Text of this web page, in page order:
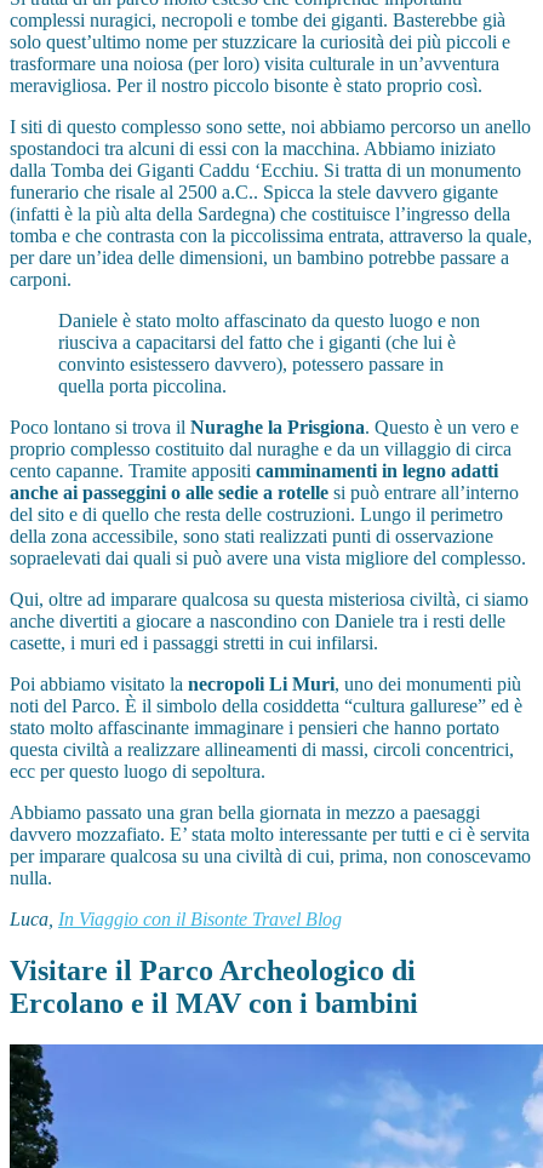
complessi nuragici, necropoli e tombe dei giganti. Basterebbe già
solo quest’ultimo nome per stuzzicare la curiosità dei più piccoli e
trasformare una noiosa (per loro) visita culturale in un’avventura
meravigliosa. Per il nostro piccolo bisonte è stato proprio così.
I siti di questo complesso sono sette, noi abbiamo percorso un anello
spostandoci tra alcuni di essi con la macchina. Abbiamo iniziato
dalla Tomba dei Giganti Caddu ‘Ecchiu. Si tratta di un monumento
funerario che risale al 2500 a.C.. Spicca la stele davvero gigante
(infatti è la più alta della Sardegna) che costituisce l’ingresso della
tomba e che contrasta con la piccolissima entrata, attraverso la quale,
per dare un’idea delle dimensioni, un bambino potrebbe passare a
carponi.
Daniele è stato molto affascinato da questo luogo e non
riusciva a capacitarsi del fatto che i giganti (che lui è
convinto esistessero davvero), potessero passare in
quella porta piccolina.
Poco lontano si trova il Nuraghe la Prisgiona. Questo è un vero e
proprio complesso costituito dal nuraghe e da un villaggio di circa
cento capanne. Tramite appositi camminamenti in legno adatti
anche ai passeggini o alle sedie a rotelle si può entrare all’interno
del sito e di quello che resta delle costruzioni. Lungo il perimetro
della zona accessibile, sono stati realizzati punti di osservazione
sopraelevati dai quali si può avere una vista migliore del complesso.
Qui, oltre ad imparare qualcosa su questa misteriosa civiltà, ci siamo
anche divertiti a giocare a nascondino con Daniele tra i resti delle
casette, i muri ed i passaggi stretti in cui infilarsi.
Poi abbiamo visitato la necropoli Li Muri, uno dei monumenti più
noti del Parco. È il simbolo della cosiddetta “cultura gallurese” ed è
stato molto affascinante immaginare i pensieri che hanno portato
questa civiltà a realizzare allineamenti di massi, circoli concentrici,
ecc per questo luogo di sepoltura.
Abbiamo passato una gran bella giornata in mezzo a paesaggi
davvero mozzafiato. E’ stata molto interessante per tutti e ci è servita
per imparare qualcosa su una civiltà di cui, prima, non conoscevamo
nulla.
Luca, In Viaggio con il Bisonte Travel Blog
Visitare il Parco Archeologico di
Ercolano e il MAV con i bambini